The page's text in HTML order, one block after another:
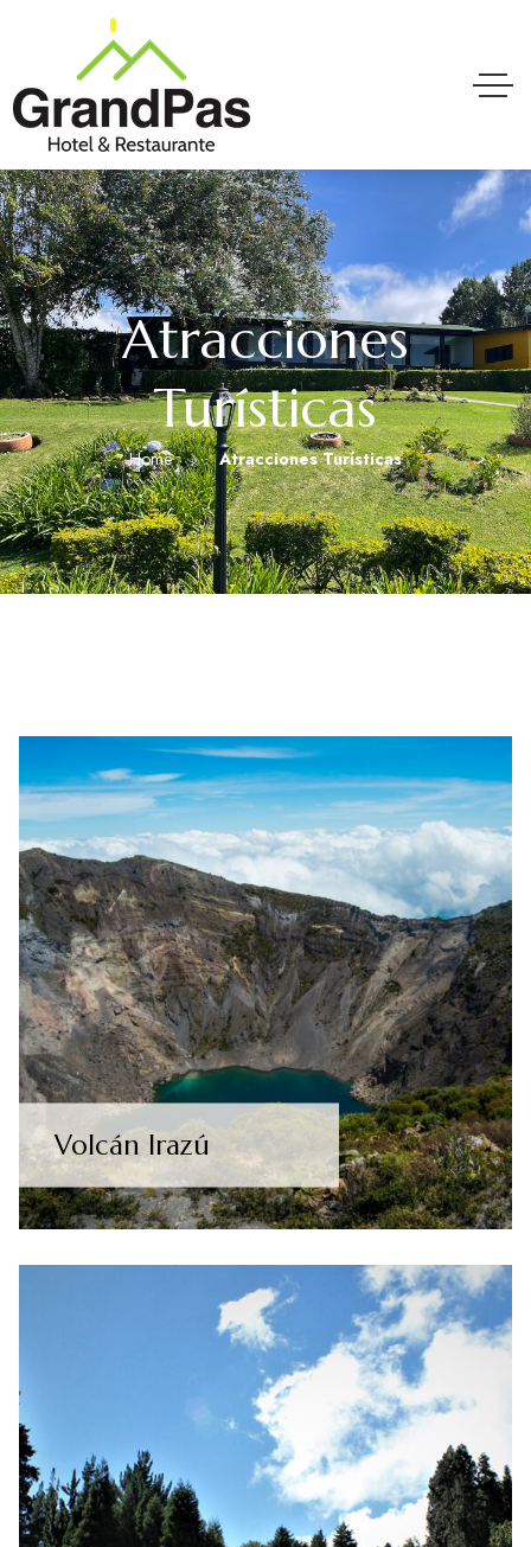
Atracciones
Turísticas
Home Atracciones Turísticas
Volcán Irazú